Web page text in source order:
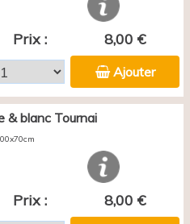
Prix : 8,00 €
Ajouter
& blanc Tournai
Prix : 8,00 €